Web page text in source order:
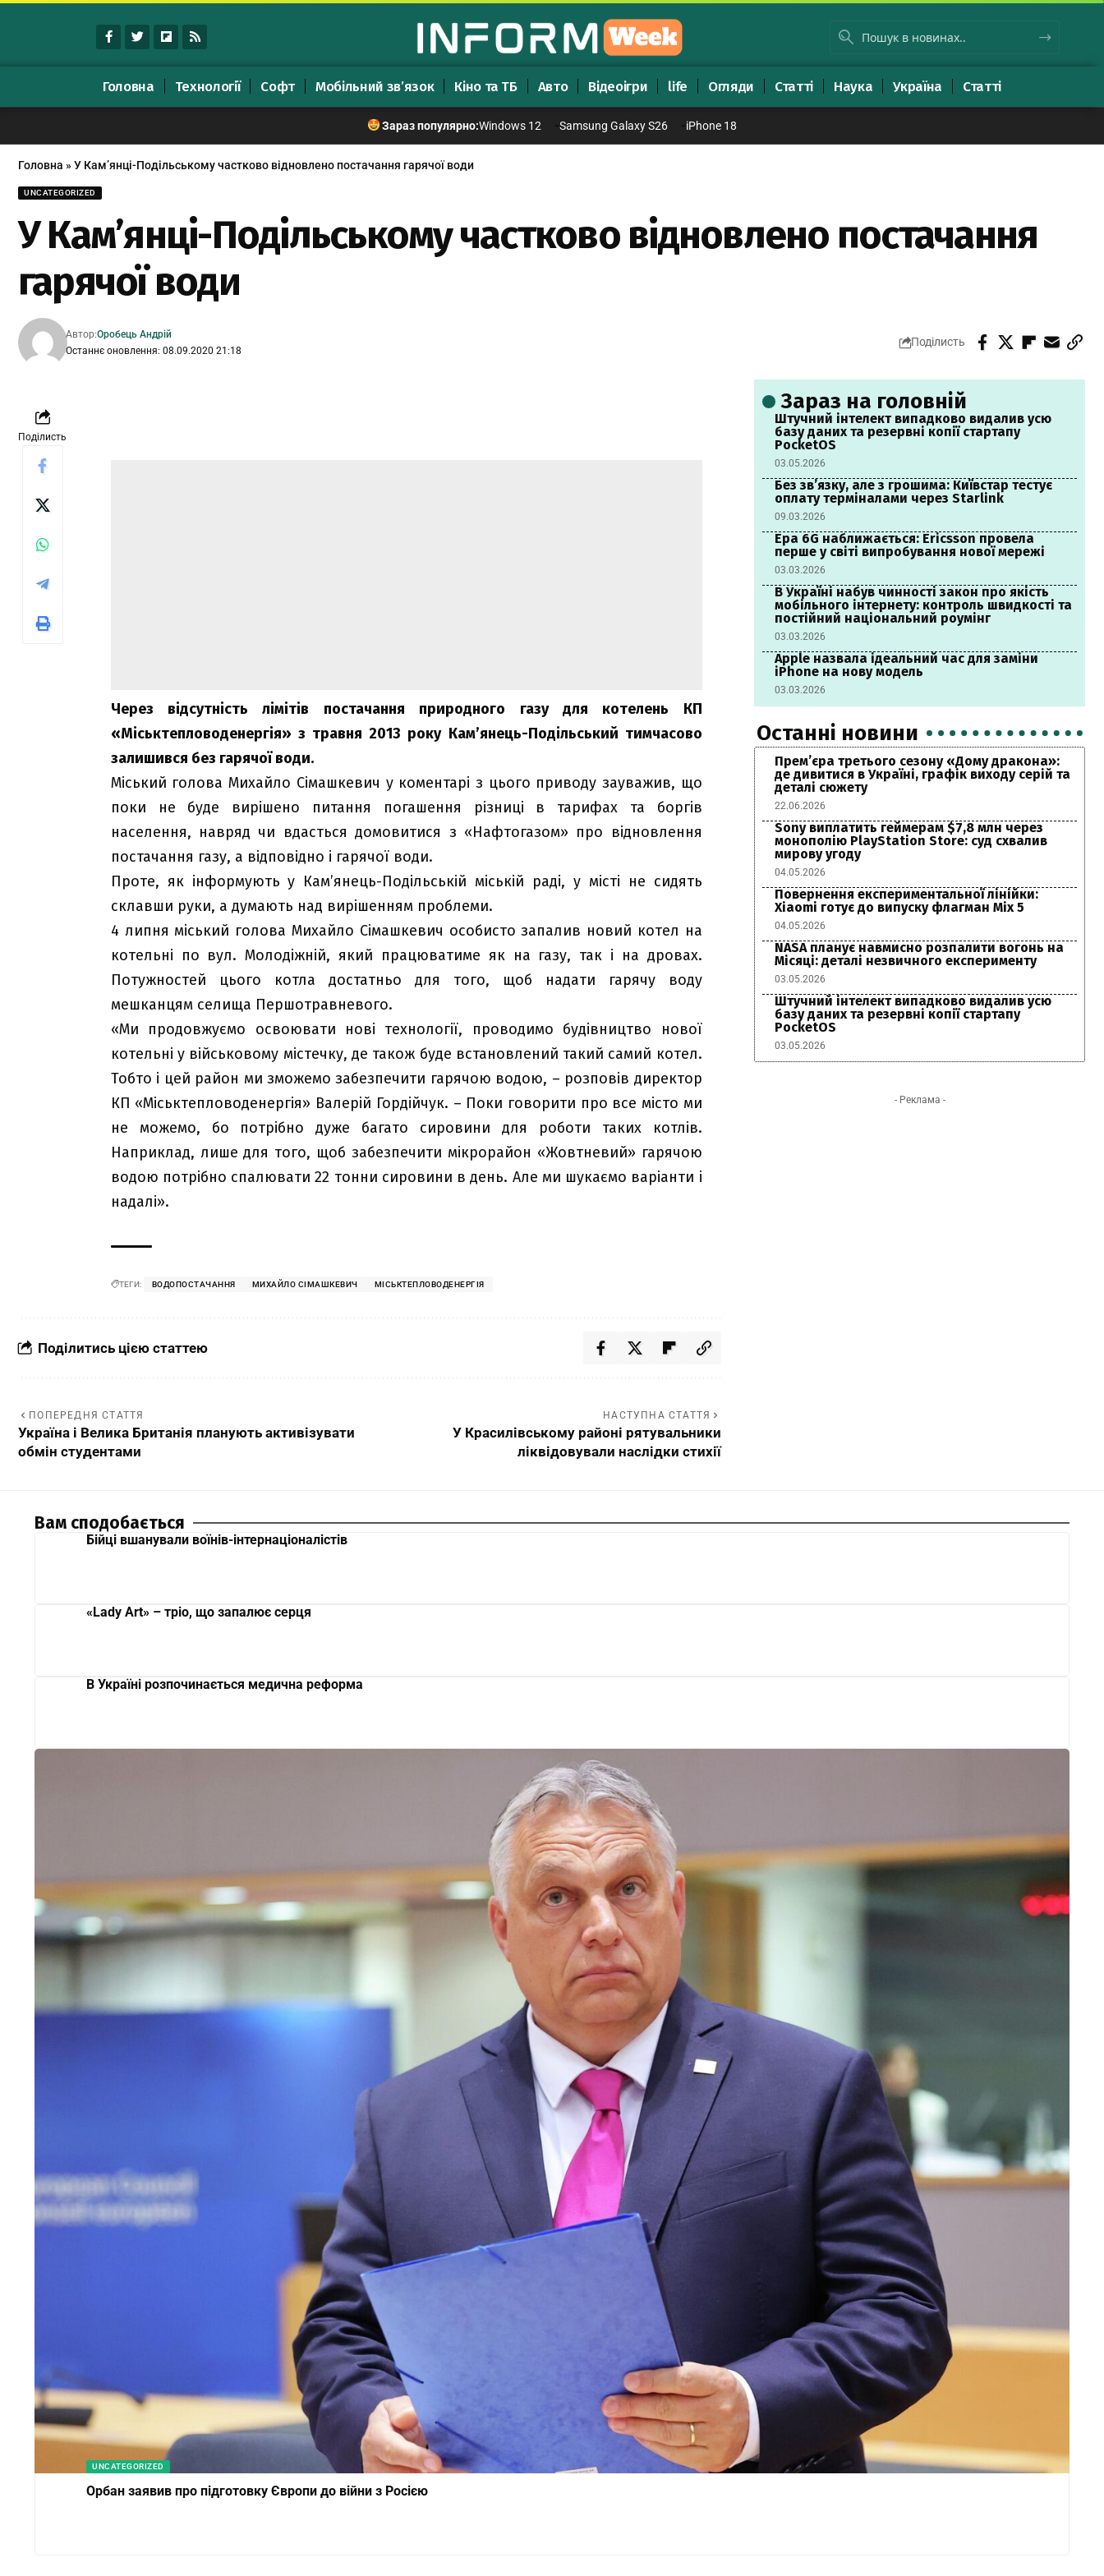
Головна Технології Софт Мобільний зв’язок Кіно та ТБ Авто Відеоігри life Огляди Статті Наука Україна Статті
Зараз популярно:Windows 12 Samsung Galaxy S26 iPhone 18
Головна »У Кам’янці-Подільському частково відновлено постачання гарячої води
UNCATEGORIZED
У Кам’янці-Подільському частково відновлено постачання
гарячої води
Останнє оновлення: 08.09.2020 21:18
Автор:Оробець Андрій
Поділисть
Поділисть
Через відсутність лімітів постачання природного газу для котелень КП
«Міськтепловоденергія» з травня 2013 року Кам’янець-Подільський тимчасово
залишився без гарячої води.
Міський голова Михайло Сімашкевич у коментарі з цього приводу зауважив, що
поки не буде вирішено питання погашення різниці в тарифах та боргів
населення, навряд чи вдасться домовитися з «Нафтогазом» про відновлення
постачання газу, а відповідно і гарячої води.
Проте, як інформують у Кам’янець-Подільській міській раді, у місті не сидять
склавши руки, а думають над вирішенням проблеми.
4 липня міський голова Михайло Сімашкевич особисто запалив новий котел на
котельні по вул. Молодіжній, який працюватиме як на газу, так і на дровах.
Потужностей цього котла достатньо для того, щоб надати гарячу воду
мешканцям селища Першотравневого.
«Ми продовжуємо освоювати нові технології, проводимо будівництво нової
котельні у військовому містечку, де також буде встановлений такий самий котел.
Тобто і цей район ми зможемо забезпечити гарячою водою, – розповів директор
КП «Міськтепловоденергія» Валерій Гордійчук. – Поки говорити про все місто ми
не можемо, бо потрібно дуже багато сировини для роботи таких котлів.
Наприклад, лише для того, щоб забезпечити мікрорайон «Жовтневий» гарячою
водою потрібно спалювати 22 тонни сировини в день. Але ми шукаємо варіанти і
надалі».
ТЕГИ: ВОДОПОСТАЧАННЯ МИХАЙЛО СІМАШКЕВИЧ МІСЬКТЕПЛОВОДЕНЕРГІЯ
Поділитись цією статтею
ПОПЕРЕДНЯ СТАТТЯ
Україна і Велика Британія планують активізувати
обмін студентами
НАСТУПНА СТАТТЯ
У Красилівському районі рятувальники
ліквідовували наслідки стихії
Зараз на головній
Штучний інтелект випадково видалив усю
базу даних та резервні копії стартапу
PocketOS
03.05.2026
Без зв’язку, але з грошима: Київстар тестує
оплату терміналами через Starlink
09.03.2026
Ера 6G наближається: Ericsson провела
перше у світі випробування нової мережі
03.03.2026
В Україні набув чинності закон про якість
мобільного інтернету: контроль швидкості та
постійний національний роумінг
03.03.2026
Apple назвала ідеальний час для заміни
iPhone на нову модель
03.03.2026
Останні новини
Прем’єра третього сезону «Дому дракона»:
де дивитися в Україні, графік виходу серій та
деталі сюжету
22.06.2026
Sony виплатить геймерам $7,8 млн через
монополію PlayStation Store: суд схвалив
мирову угоду
04.05.2026
Повернення експериментальної лінійки:
Xiaomi готує до випуску флагман Mix 5
04.05.2026
NASA планує навмисно розпалити вогонь на
Місяці: деталі незвичного експерименту
03.05.2026
Штучний інтелект випадково видалив усю
базу даних та резервні копії стартапу
PocketOS
03.05.2026
- Реклама -
Вам сподобається
Бійці вшанували воїнів-інтернаціоналістів
«Lady Art» – тріо, що запалює серця
В Україні розпочинається медична реформа
UNCATEGORIZED
Орбан заявив про підготовку Європи до війни з Росією